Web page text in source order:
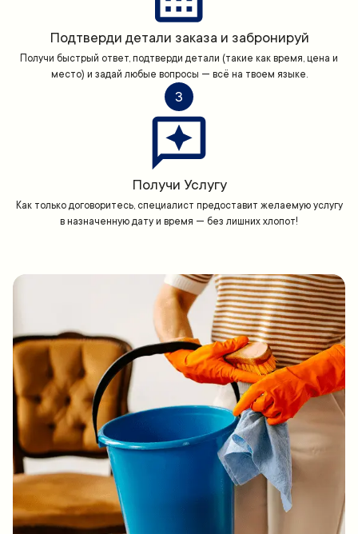
Подтверди детали заказа и забронируй
Получи быстрый ответ, подтверди детали (такие как время, цена и
место) и задай любые вопросы — всё на твоем языке.
3
Получи Услугу
Как только договоритесь, специалист предоставит желаемую услугу
в назначенную дату и время — без лишних хлопот!